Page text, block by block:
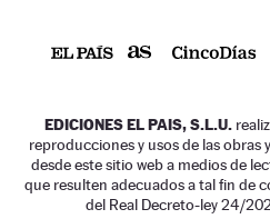
EDICIONES EL PAIS, S.L.U.
reproducciones y usos de las obras
desde este sitio web a medios de
que resulten adecuados a tal fin de
del Real Decreto-ley 24/